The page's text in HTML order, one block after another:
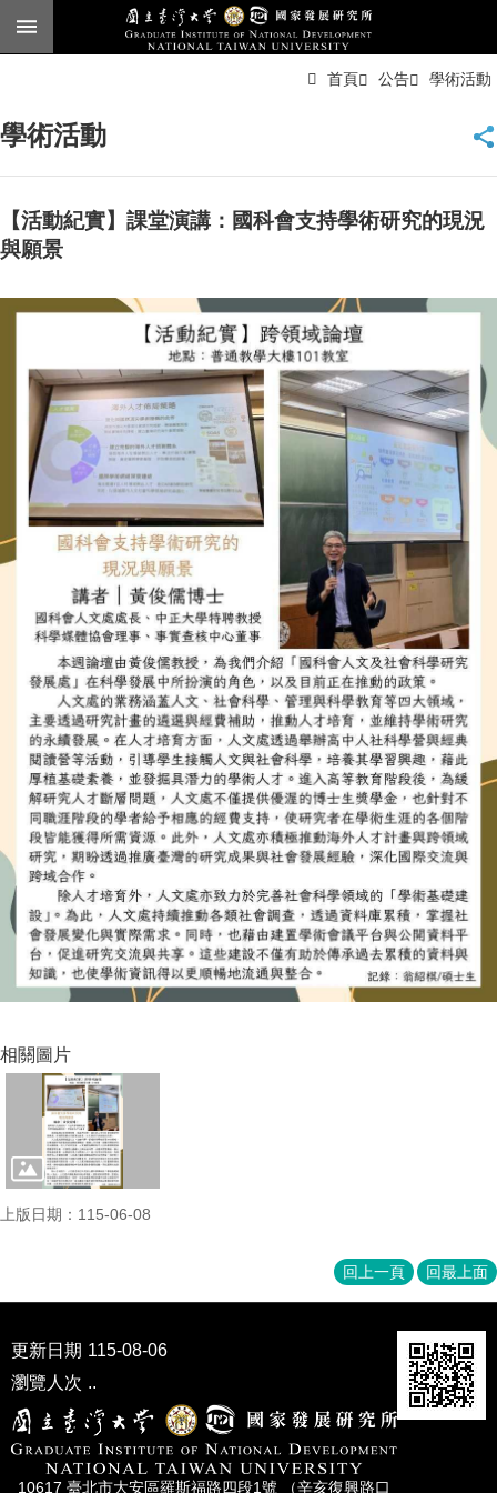
跳到主要內容區塊
臺
頁
English
告
所
簡
介
本
所
成
班
士
班
在
職
專
班
學
研
究
國
家
展
研
期
口
試
所
會
首頁 公告 學術活動
學術活動
【活動紀實】課堂演講：國科會支持學術研究的現況
與願景
相關圖片
上版日期：115-06-08
回上一頁 回最上面
更新日期 115-08-06
瀏覽人次 ..
10617 臺北市⼤安區羅斯福路四段1號 （辛亥復興路⼝